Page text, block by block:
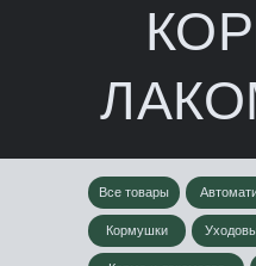
Все товары
Кормушки